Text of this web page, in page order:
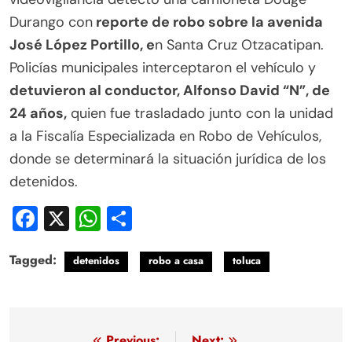
Durango con reporte de robo sobre la avenida
José López Portillo, en Santa Cruz Otzacatipan.
Policías municipales interceptaron el vehículo y
detuvieron al conductor, Alfonso David “N”, de
24 años, quien fue trasladado junto con la unidad
a la Fiscalía Especializada en Robo de Vehículos,
donde se determinará la situación jurídica de los
detenidos.
Facebook
X WhatsApp
Tagged: detenidos robo a casa toluca